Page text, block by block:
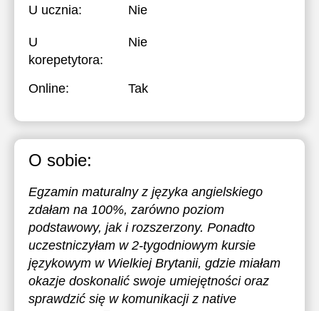
U ucznia: Nie
U
korepetytora:
Nie
Online: Tak
O sobie:
Egzamin maturalny z języka angielskiego
zdałam na 100%, zarówno poziom
podstawowy, jak i rozszerzony. Ponadto
uczestniczyłam w 2-tygodniowym kursie
językowym w Wielkiej Brytanii, gdzie miałam
okazje doskonalić swoje umiejętności oraz
sprawdzić się w komunikacji z native